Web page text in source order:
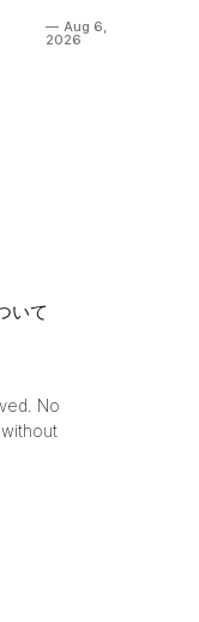
雀
節は、3トッ
Aug 6,
2026
いて
No